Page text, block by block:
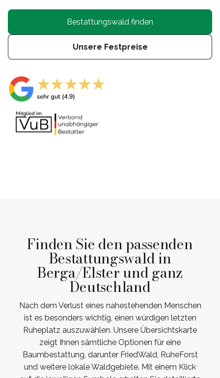
Bestattungswald finden
Unsere Festpreise
Finden Sie den passenden
Bestattungswald in
Berga/Elster und ganz
Deutschland
Nach dem Verlust eines nahestehenden Menschen
ist es besonders wichtig, einen würdigen letzten
Ruheplatz auszuwählen. Unsere Übersichtskarte
zeigt Ihnen sämtliche Optionen für eine
Baumbestattung, darunter FriedWald, RuheForst
und weitere lokale Waldgebiete. Mit einem Klick